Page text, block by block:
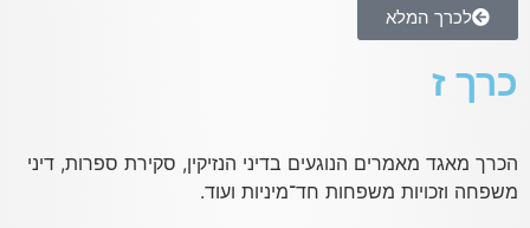
לכרך המלא
כרך ז
הכרך מאגד מאמרים הנוגעים בדיני הנזיקין, סקירת ספרות, דיני
משפחה וזכויות משפחות חד־מיניות ועוד.